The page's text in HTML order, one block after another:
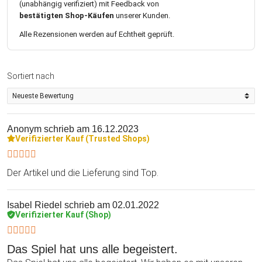
entsprechende kulinarische Versorgung. Um die passenden
Speisen bereithalten zu können, schaue einfach in die
Spielanleitung. Dort findest Du den Link zu genialen Rezepten,
die genau auf Deinen Abend abgestimmt sind. So kannst Du
Krimidinner veranstalten. Auch als Geschenkidee ist die
Mord-nach-Rezept-Box prima geeignet. Und mit ein wenig
Glück wirst Du vom Beschenkten sogar zur nächsten
Dinnerparty eingeladen...
(unabhängig verifiziert) mit Feedback von
bestätigten Shop-Käufen unserer Kunden.
Alle Rezensionen werden auf Echtheit geprüft.
Sortiert nach
Anonym schrieb am 16.12.2023
Verifizierter Kauf (Trusted Shops)
Der Artikel und die Lieferung sind Top.
Isabel Riedel schrieb am 02.01.2022
Verifizierter Kauf (Shop)
Das Spiel hat uns alle begeistert.